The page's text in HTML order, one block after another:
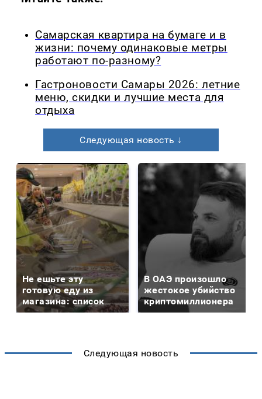
Самарская квартира на бумаге и в
жизни: почему одинаковые метры
работают по-разному?
Гастроновости Самары 2026: летние
меню, скидки и лучшие места для
отдыха
Следующая новость ↓
Не ешьте эту
готовую еду из
магазина: список
В ОАЭ произошло
жестокое убийство
криптомиллионера
Следующая новость